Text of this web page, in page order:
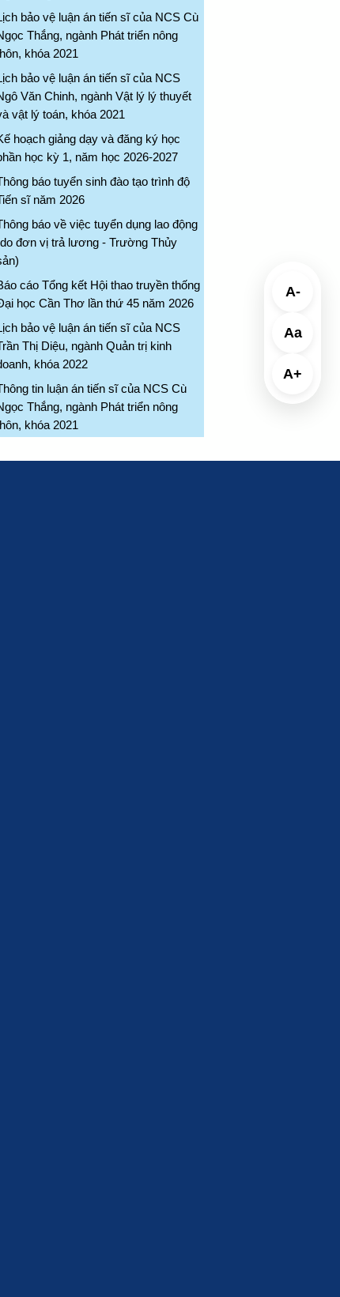
A-
Aa
A+
bảo vệ luận án tiến sĩ của NCS Cù
Thắng, ngành Phát triển nông
khóa 2021
bảo vệ luận án tiến sĩ của NCS
Văn Chinh, ngành Vật lý lý thuyết
vật lý toán, khóa 2021
hoạch giảng dạy và đăng ký học
học kỳ 1, năm học 2026-2027
báo tuyển sinh đào tạo trình độ
sĩ năm 2026
báo về việc tuyển dụng lao động
đơn vị trả lương - Trường Thủy
cáo Tổng kết Hội thao truyền thống
học Cần Thơ lần thứ 45 năm 2026
bảo vệ luận án tiến sĩ của NCS
Thị Diệu, ngành Quản trị kinh
khóa 2022
tin luận án tiến sĩ của NCS Cù
Thắng, ngành Phát triển nông
khóa 2021